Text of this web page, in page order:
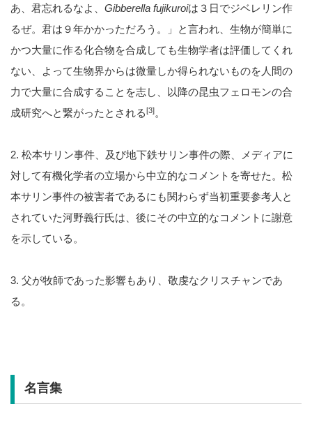
あ、君忘れるなよ、 Gibberella fujikuroiは３日でジベレリン作
るぜ。君は９年かかっただろう。」と言われ、生物が簡単に
かつ大量に作る化合物を合成しても生物学者は評価してくれ
ない、よって生物界からは微量しか得られないものを人間の
力で大量に合成することを志し、以降の昆虫フェロモンの合
成研究へと繋がったとされる[3]。
2. 松本サリン事件、及び地下鉄サリン事件の際、メディアに
対して有機化学者の立場から中立的なコメントを寄せた。松
本サリン事件の被害者であるにも関わらず当初重要参考人と
されていた河野義行氏は、後にその中立的なコメントに謝意
を示している。
3. 父が牧師であった影響もあり、敬虔なクリスチャンであ
る。
名言集